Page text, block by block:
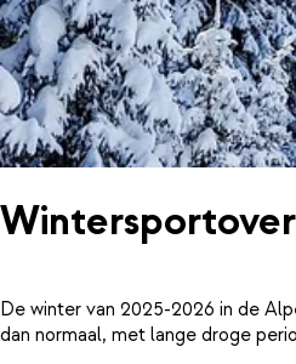
De winter van 2025-2026 in de
dan normaal, met lange droge